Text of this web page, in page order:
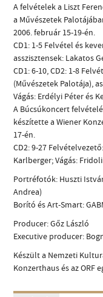
A felvételek a Liszt
a Művészetek
2006. február 15-19-én.
CD1: 1-5 Felvétel és
asszisztensek: Lakatos
CD1: 6-10, CD2: 1-8
(Művészetek Palotája),
Vágás: Erdélyi Péter és
A Búcsúkoncert
készítette a Wiener
17-én.
CD2: 9-27
Karlberger; Vágás:
Portréfotók: Huszti
Andrea)
Borító és Art-Smart:
Producer: Gőz László
Executive producer:
Készült a Nemzeti
Konzerthaus és az ORF